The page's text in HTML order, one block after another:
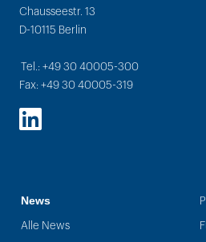
Chausseestr. 13
D-10115 Berlin
Tel.: +49 30 40005-300
Fax: +49 30 40005-319
LinkedIn
News
Alle News